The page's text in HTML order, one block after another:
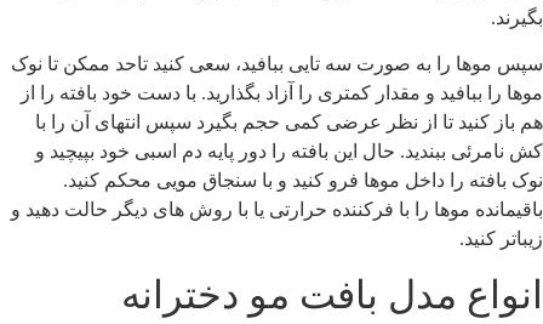
موها را به صورت سه تایی ببافید، سعی کنید تاحد ممکن تا نوک
را ببافید و مقدار کمتری را آزاد بگذارید. با دست خود بافته را از
باز کنید تا از نظر عرضی کمی حجم بگیرد سپس انتهای آن را با
نامرئی ببندید. حال این بافته را دور پایه دم اسبی خود بپیچید و
بافته را داخل موها فرو کنید و با سنجاق مویی محکم کنید.
موها را با فرکننده حرارتی یا با روش های دیگر حالت دهید و
کنید.
مدل بافت مو دخترانه